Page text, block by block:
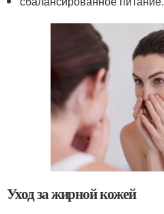
Уход за жирной кожей